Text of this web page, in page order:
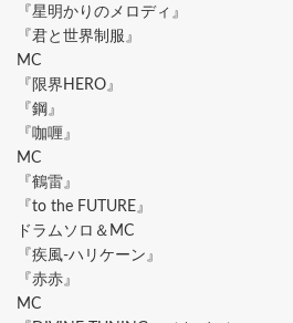
『星明かりのメロディ』
『君と世界制服』
MC
『限界HERO』
『鋼』
『咖喱』
MC
『鶴雷』
『to the FUTURE』
ドラムソロ＆MC
『疾風-ハリケーン』
『赤赤』
MC